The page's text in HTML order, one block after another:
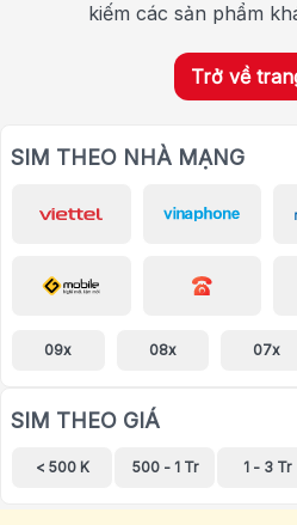
kiếm các sản phẩm
Trở về
SIM THEO NHÀ MẠNG
09x 08x 07x
SIM THEO GIÁ
< 500 K 500 - 1 Tr 1 - 3 Tr